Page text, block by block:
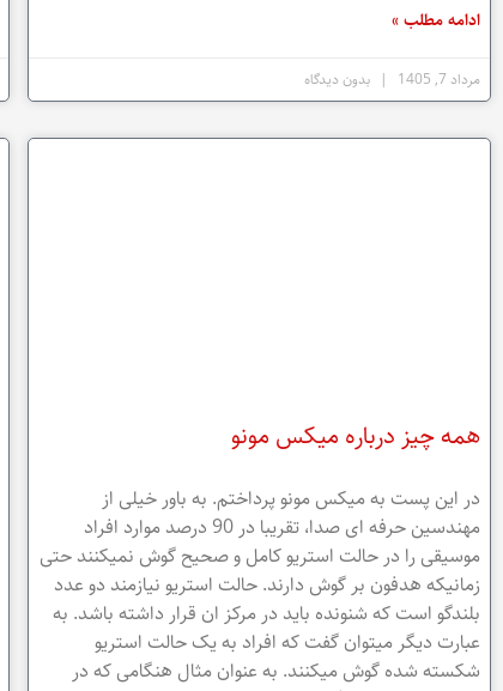
ادامه مطلب »
مرداد 7, 1405 بدون دیدگاه
همه چیز درباره میکس مونو
در این پست به میکس مونو پرداختم. به باور خیلی از
مهندسین حرفه ای صدا، تقریبا در 90 درصد موارد افراد
موسیقی را در حالت استریو کامل و صحیح گوش نمیکنند حتی
زمانیکه هدفون بر گوش دارند. حالت استریو نیازمند دو عدد
بلندگو است که شنونده باید در مرکز ان قرار داشته باشد. به
عبارت دیگر میتوان گفت که افراد به یک حالت استریو
شکسته شده گوش میکنند. به عنوان مثال هنگامی که در